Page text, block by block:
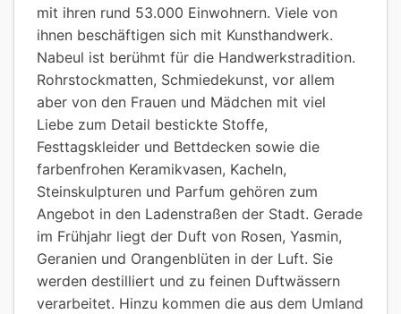
mit ihren rund 53.000 Einwohnern. Viele von
ihnen beschäftigen sich mit Kunsthandwerk.
Nabeul ist berühmt für die Handwerkstradition.
Rohrstockmatten, Schmiedekunst, vor allem
aber von den Frauen und Mädchen mit viel
Liebe zum Detail bestickte Stoffe,
Festtagskleider und Bettdecken sowie die
farbenfrohen Keramikvasen, Kacheln,
Steinskulpturen und Parfum gehören zum
Angebot in den Ladenstraßen der Stadt. Gerade
im Frühjahr liegt der Duft von Rosen, Yasmin,
Geranien und Orangenblüten in der Luft. Sie
werden destilliert und zu feinen Duftwässern
verarbeitet. Hinzu kommen die aus dem Umland